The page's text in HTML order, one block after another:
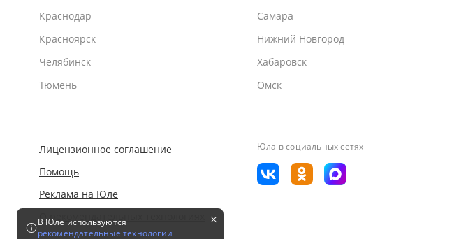
Краснодар
Красноярск
Челябинск
Тюмень
Самара
Нижний Новгород
Хабаровск
Омск
Лицензионное соглашение
Помощь
Реклама на Юле
О рекомендательных технологиях
Юла в социальных сетях
В Юле используются
рекомендательные технологии